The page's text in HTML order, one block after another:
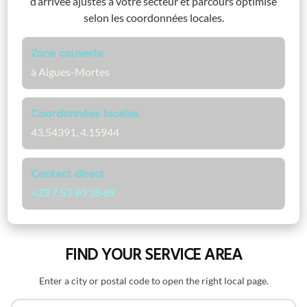
selon les coordonnées locales.
Zone couverte
à Aigues-Mortes
Coordonnées locales
43.54391, 4.15944
Contact direct
+33 7 53 90 38 69
FIND YOUR SERVICE AREA
Enter a city or postal code to open the right local page.